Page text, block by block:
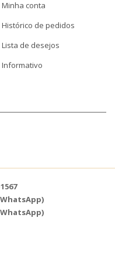
Minha conta
Histórico de pedidos
Lista de desejos
Informativo